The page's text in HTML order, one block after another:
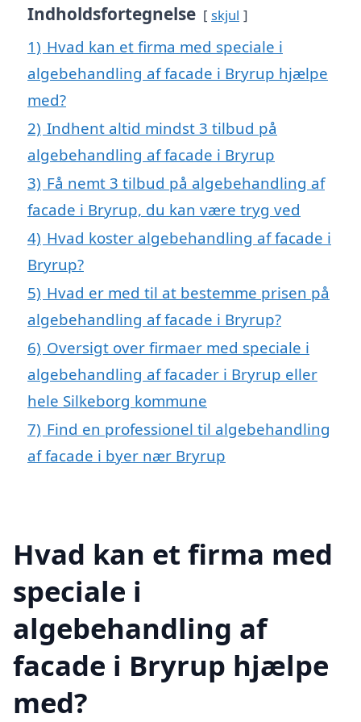
Indholdsfortegnelse skjul
1) Hvad kan et firma med speciale i
algebehandling af facade i Bryrup hjælpe
med?
2) Indhent altid mindst 3 tilbud på
algebehandling af facade i Bryrup
3) Få nemt 3 tilbud på algebehandling af
facade i Bryrup, du kan være tryg ved
4) Hvad koster algebehandling af facade i
Bryrup?
5) Hvad er med til at bestemme prisen på
algebehandling af facade i Bryrup?
6) Oversigt over firmaer med speciale i
algebehandling af facader i Bryrup eller
hele Silkeborg kommune
7) Find en professionel til algebehandling
af facade i byer nær Bryrup
Hvad kan et firma med
speciale i
algebehandling af
facade i Bryrup hjælpe
med?